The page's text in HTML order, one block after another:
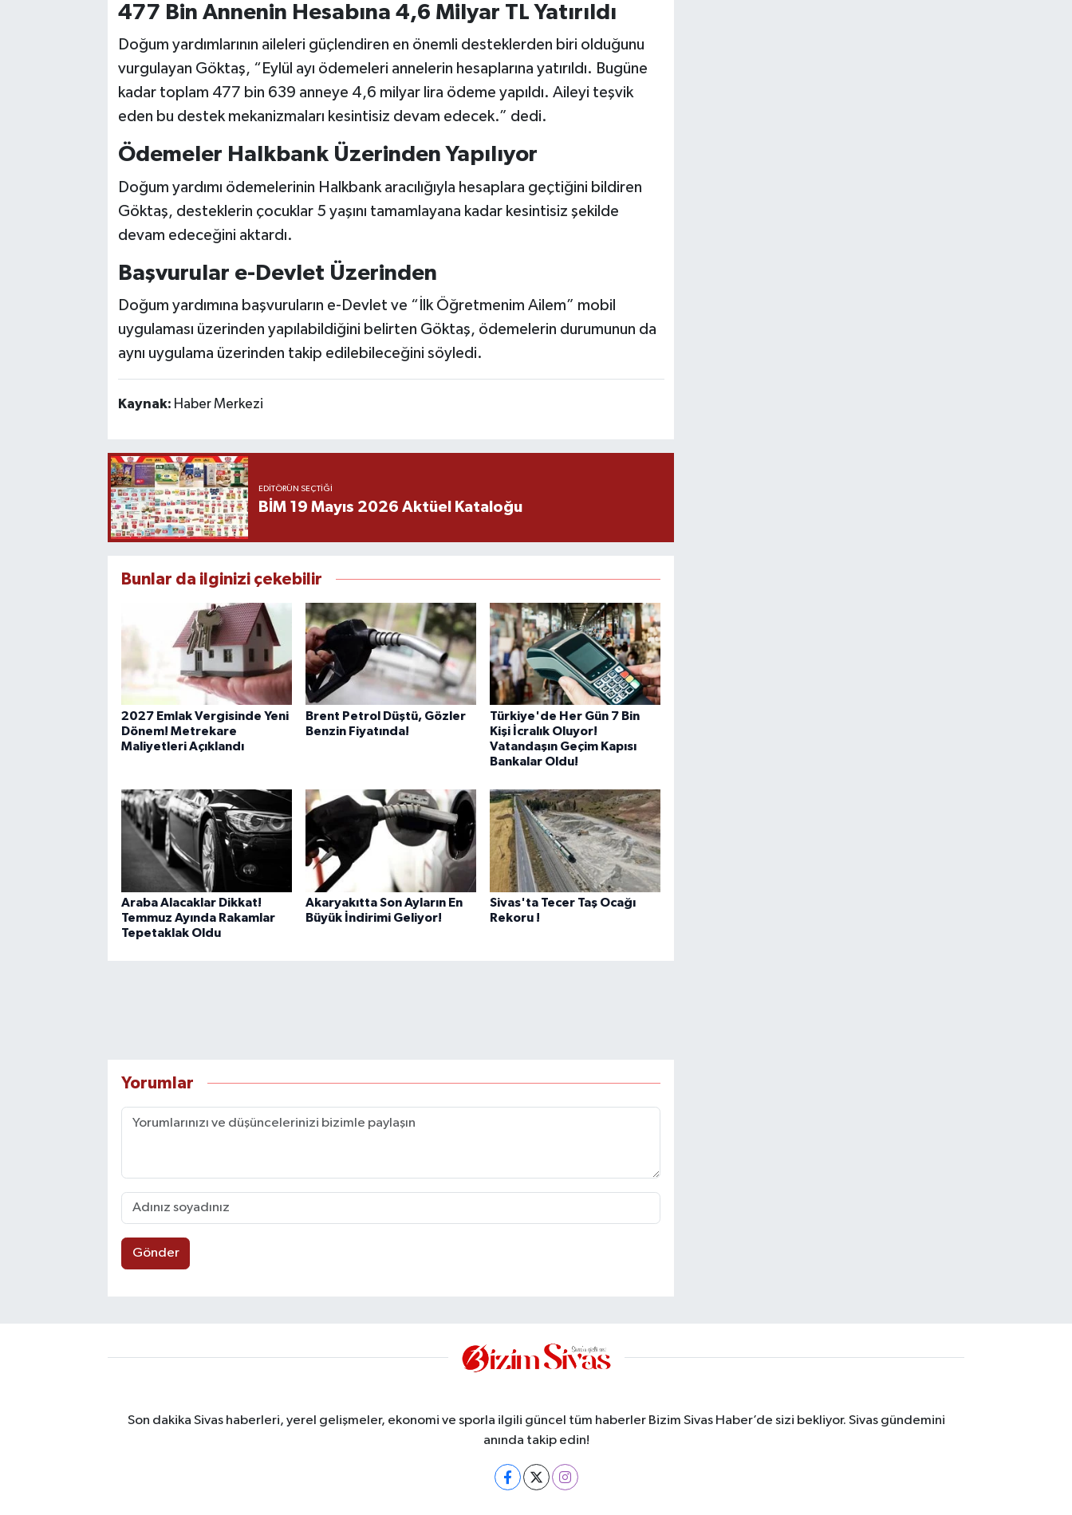
477 Bin Annenin Hesabına 4,6 Milyar TL Yatırıldı
Doğum yardımlarının aileleri güçlendiren en önemli desteklerden biri olduğunu
vurgulayan Göktaş, “Eylül ayı ödemeleri annelerin hesaplarına yatırıldı. Bugüne
kadar toplam 477 bin 639 anneye 4,6 milyar lira ödeme yapıldı. Aileyi teşvik
eden bu destek mekanizmaları kesintisiz devam edecek.” dedi.
Ödemeler Halkbank Üzerinden Yapılıyor
Doğum yardımı ödemelerinin Halkbank aracılığıyla hesaplara geçtiğini bildiren
Göktaş, desteklerin çocuklar 5 yaşını tamamlayana kadar kesintisiz şekilde
devam edeceğini aktardı.
Başvurular e-Devlet Üzerinden
Doğum yardımına başvuruların e-Devlet ve “İlk Öğretmenim Ailem” mobil
uygulaması üzerinden yapılabildiğini belirten Göktaş, ödemelerin durumunun da
aynı uygulama üzerinden takip edilebileceğini söyledi.
Kaynak: Haber Merkezi
EDITÖRÜN SEÇTIĞI
BİM 19 Mayıs 2026 Aktüel Kataloğu
Bunlar da ilginizi çekebilir
2027 Emlak Vergisinde Yeni
Dönem! Metrekare
Maliyetleri Açıklandı
Brent Petrol Düştü, Gözler
Benzin Fiyatında!
Türkiye'de Her Gün 7 Bin
Kişi İcralık Oluyor!
Vatandaşın Geçim Kapısı
Bankalar Oldu!
Araba Alacaklar Dikkat!
Temmuz Ayında Rakamlar
Tepetaklak Oldu
Akaryakıtta Son Ayların En
Büyük İndirimi Geliyor!
Sivas'ta Tecer Taş Ocağı
Rekoru !
Yorumlar
Gönder
Son dakika Sivas haberleri, yerel gelişmeler, ekonomi ve sporla ilgili güncel tüm haberler Bizim Sivas Haber’de sizi bekliyor. Sivas gündemini
anında takip edin!